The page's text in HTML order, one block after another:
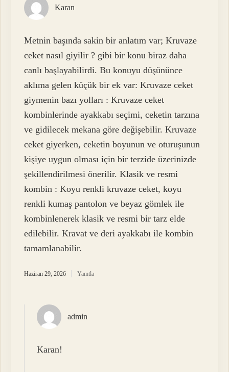
Karan
Metnin başında sakin bir anlatım var; Kruvaze
ceket nasıl giyilir ? gibi bir konu biraz daha
canlı başlayabilirdi. Bu konuyu düşününce
aklıma gelen küçük bir ek var: Kruvaze ceket
giymenin bazı yolları : Kruvaze ceket
kombinlerinde ayakkabı seçimi, ceketin tarzına
ve gidilecek mekana göre değişebilir. Kruvaze
ceket giyerken, ceketin boyunun ve oturuşunun
kişiye uygun olması için bir terzide üzerinizde
şekillendirilmesi önerilir. Klasik ve resmi
kombin : Koyu renkli kruvaze ceket, koyu
renkli kumaş pantolon ve beyaz gömlek ile
kombinlenerek klasik ve resmi bir tarz elde
edilebilir. Kravat ve deri ayakkabı ile kombin
tamamlanabilir.
Haziran 29, 2026 Yanıtla
admin
Karan!